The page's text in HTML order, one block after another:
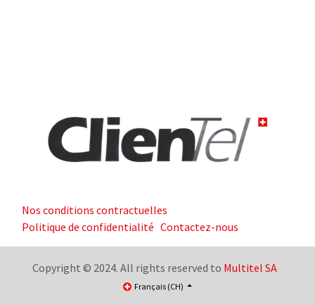
Nos conditions contractuelles
Politique de confidentialité Contactez-nous
Copyright © 2024. All rights reserved to Multitel SA
Français (CH)